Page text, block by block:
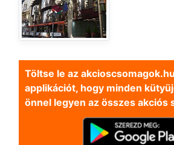
Töltse le az
applikációt, hogy minden
önnel legyen az összes akciós